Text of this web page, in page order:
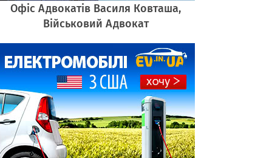
Офіс Адвокатів Василя Ковташа,
Військовий Адвокат